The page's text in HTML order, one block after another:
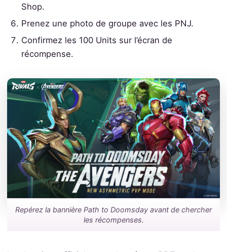
Shop.
Prenez une photo de groupe avec les PNJ.
Confirmez les 100 Units sur l’écran de
récompense.
Repérez la bannière Path to Doomsday avant de chercher
les récompenses.